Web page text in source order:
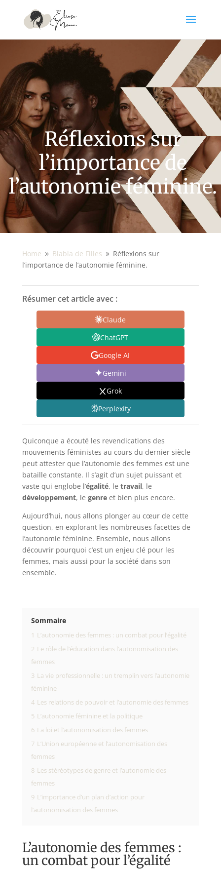
Réflexions sur
l’importance de
l’autonomie féminine.
Home 9 Blabla de Filles 9 Réflexions sur
l’importance de l’autonomie féminine.
Résumer cet article avec :
Claude
ChatGPT
Google AI
Gemini
Grok
Perplexity
Quiconque a écouté les revendications des
mouvements féministes au cours du dernier siècle
peut attester que l’autonomie des femmes est une
bataille constante. Il s’agit d’un sujet puissant et
vaste qui englobe l’égalité, le travail, le
développement, le genreet bien plus encore.
Aujourd’hui, nous allons plonger au cœur de cette
question, en explorant les nombreuses facettes de
l’autonomie féminine. Ensemble, nous allons
découvrir pourquoi c’est un enjeu clé pour les
femmes, mais aussi pour la société dans son
ensemble.
Sommaire
1 L’autonomie des femmes : un combat pour l’égalité
2 Le rôle de l’éducation dans l’autonomisation des
femmes
3 La vie professionnelle : un tremplin vers l’autonomie
féminine
4 Les relations de pouvoir et l’autonomie des femmes
5 L’autonomie féminine et la politique
6 La loi et l’autonomisation des femmes
7 L’Union européenne et l’autonomisation des
femmes
8 Les stéréotypes de genre et l’autonomie des
femmes
9 L’importance d’un plan d’action pour
l’autonomisation des femmes
L’autonomie des femmes :
un combat pour l’égalité